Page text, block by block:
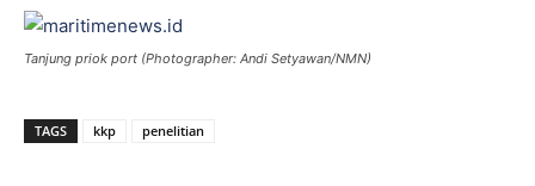
Tanjung priok port (Photographer: Andi Setyawan/NMN)
TAGS kkp penelitian